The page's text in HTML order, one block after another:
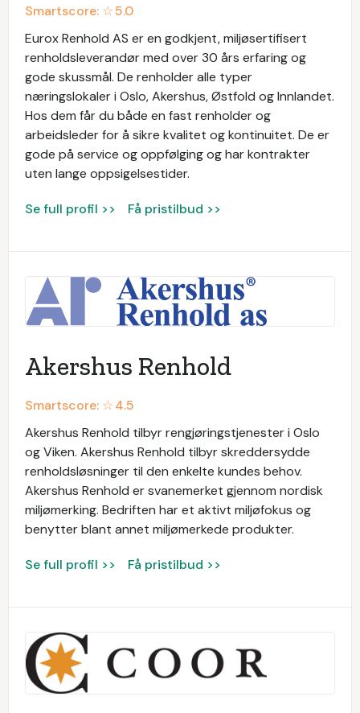
Smartscore: ☆5.0
Eurox Renhold AS er en godkjent, miljøsertifisert
renholdsleverandør med over 30 års erfaring og
gode skussmål. De renholder alle typer
næringslokaler i Oslo, Akershus, Østfold og Innlandet.
Hos dem får du både en fast renholder og
arbeidsleder for å sikre kvalitet og kontinuitet. De er
gode på service og oppfølging og har kontrakter
uten lange oppsigelsestider.
Se full profil >> Få pristilbud >>
Akershus Renhold
Smartscore: ☆4.5
Akershus Renhold tilbyr rengjøringstjenester i Oslo
og Viken. Akershus Renhold tilbyr skreddersydde
renholdsløsninger til den enkelte kundes behov.
Akershus Renhold er svanemerket gjennom nordisk
miljømerking. Bedriften har et aktivt miljøfokus og
benytter blant annet miljømerkede produkter.
Se full profil >> Få pristilbud >>